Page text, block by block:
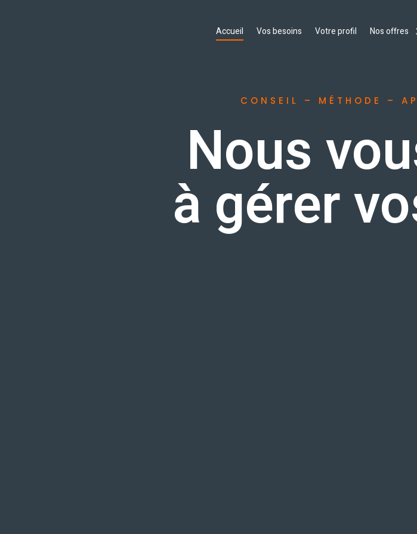
Accueil Vos besoins Votre profil Nos offres
CONSEIL – MÉTHODE –
Nous
à gérer